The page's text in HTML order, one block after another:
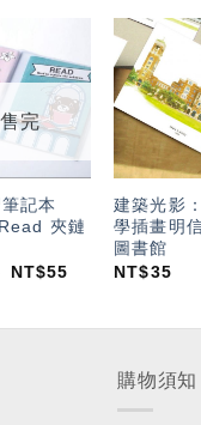
加入
「願
望輕
單」
完
記本
夾鏈
NT$55
建築光影
學插畫明
圖書館
NT$35
購物須知